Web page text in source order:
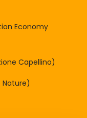
Economy
Capellino)